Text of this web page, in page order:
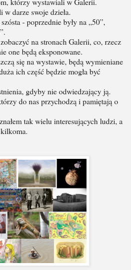
darze swoje dzieła.
- poprzednie były na „50”,
na stronach Galerii, co, rzecz
one będą eksponowane.
się na wystawie, będą wymieniane
ich część będzie mogła być
gdyby nie odwiedzający ją.
do nas przychodzą i pamiętają o
tak wielu interesujących ludzi, a